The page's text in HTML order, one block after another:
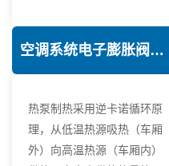
空调系统电子膨胀阀热力学优化技术
热泵制热采用逆卡诺循环原
理，从低温热源吸热（车厢
外）向高温热源（车厢内）